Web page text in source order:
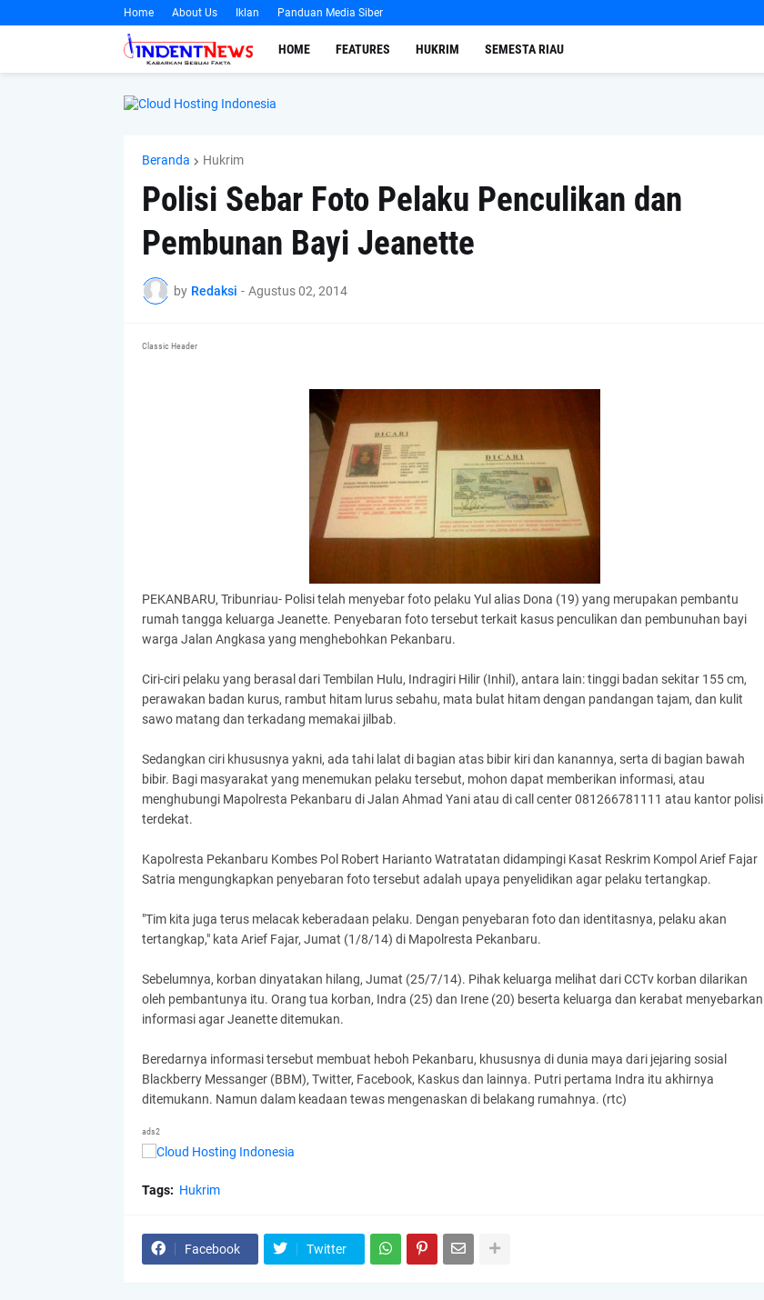
Home About Us Iklan Panduan Media Siber
HOME FEATURES HUKRIM SEMESTA RIAU
Beranda Hukrim
Polisi Sebar Foto Pelaku Penculikan dan
Pembunan Bayi Jeanette
by Redaksi - Agustus 02, 2014
Classic Header
PEKANBARU, Tribunriau- Polisi telah menyebar foto pelaku Yul alias Dona (19) yang merupakan pembantu
rumah tangga keluarga Jeanette. Penyebaran foto tersebut terkait kasus penculikan dan pembunuhan bayi
warga Jalan Angkasa yang menghebohkan Pekanbaru.
Ciri-ciri pelaku yang berasal dari Tembilan Hulu, Indragiri Hilir (Inhil), antara lain: tinggi badan sekitar 155 cm,
perawakan badan kurus, rambut hitam lurus sebahu, mata bulat hitam dengan pandangan tajam, dan kulit
sawo matang dan terkadang memakai jilbab.
Sedangkan ciri khususnya yakni, ada tahi lalat di bagian atas bibir kiri dan kanannya, serta di bagian bawah
bibir. Bagi masyarakat yang menemukan pelaku tersebut, mohon dapat memberikan informasi, atau
menghubungi Mapolresta Pekanbaru di Jalan Ahmad Yani atau di call center 081266781111 atau kantor polisi
terdekat.
Kapolresta Pekanbaru Kombes Pol Robert Harianto Watratatan didampingi Kasat Reskrim Kompol Arief Fajar
Satria mengungkapkan penyebaran foto tersebut adalah upaya penyelidikan agar pelaku tertangkap.
"Tim kita juga terus melacak keberadaan pelaku. Dengan penyebaran foto dan identitasnya, pelaku akan
tertangkap," kata Arief Fajar, Jumat (1/8/14) di Mapolresta Pekanbaru.
Sebelumnya, korban dinyatakan hilang, Jumat (25/7/14). Pihak keluarga melihat dari CCTv korban dilarikan
oleh pembantunya itu. Orang tua korban, Indra (25) dan Irene (20) beserta keluarga dan kerabat menyebarkan
informasi agar Jeanette ditemukan.
Beredarnya informasi tersebut membuat heboh Pekanbaru, khususnya di dunia maya dari jejaring sosial
Blackberry Messanger (BBM), Twitter, Facebook, Kaskus dan lainnya. Putri pertama Indra itu akhirnya
ditemukann. Namun dalam keadaan tewas mengenaskan di belakang rumahnya. (rtc)
ads2
Tags: Hukrim
Facebook Twitter